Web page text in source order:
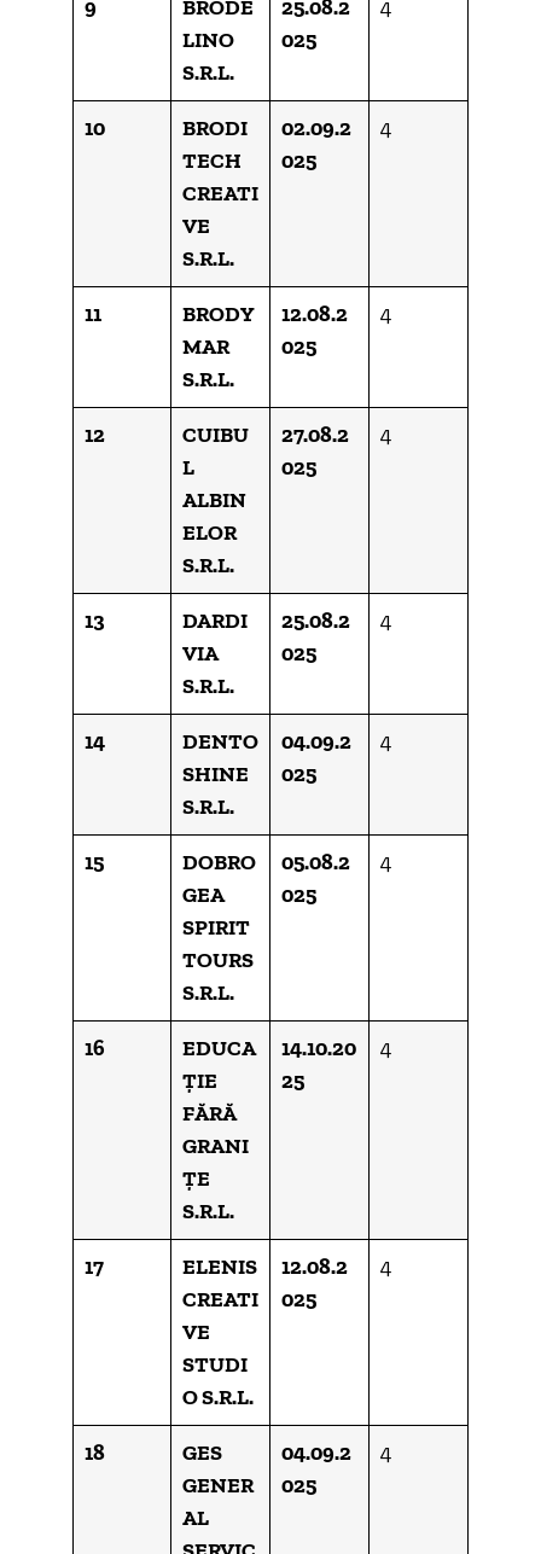
9
BRODE
LINO
S.R.L.
25.08.2
025
4
10
BRODI
TECH
CREATI
VE
S.R.L.
02.09.2
025
4
11
BRODY
MAR
S.R.L.
12.08.2
025
4
12
CUIBU
L
ALBIN
ELOR
S.R.L.
27.08.2
025
4
13
DARDI
VIA
S.R.L.
25.08.2
025
4
14
DENTO
SHINE
S.R.L.
04.09.2
025
4
15
DOBRO
GEA
SPIRIT
TOURS
S.R.L.
05.08.2
025
4
16
EDUCA
ȚIE
FĂRĂ
GRANI
ȚE
S.R.L.
14.10.20
25
4
17
ELENIS
CREATI
VE
STUDI
O S.R.L.
12.08.2
025
4
18
GES
GENER
AL
04.09.2
025
4